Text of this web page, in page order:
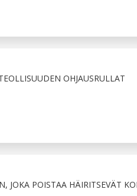
OHJAUSRULLAT
JOKA POISTAA HÄIRITSEVÄT